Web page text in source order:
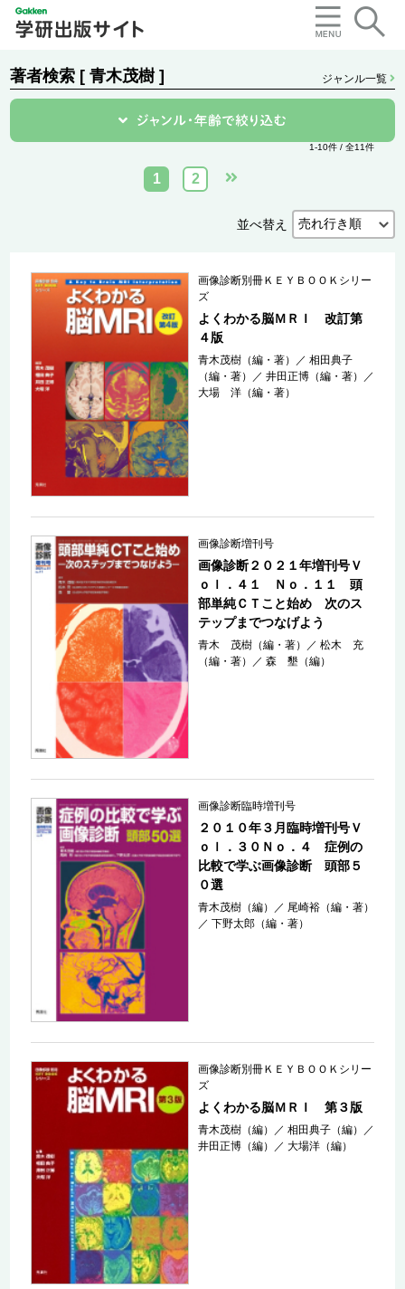
著者検索 [ 青木茂樹 ] ジャンル一覧
1-10件 / 全11件
1 2
並べ替え
画像診断別冊ＫＥＹＢＯＯＫシリー
ズ
よくわかる脳ＭＲＩ 改訂第
４版
青木茂樹（編・著） ／相田典子
（編・著）
／井田正博（編・著）
／
大場 洋（編・著）
画像診断増刊号
画像診断２０２１年増刊号Ｖ
ｏｌ．４１ Ｎｏ．１１ 頭
部単純ＣＴこと始め 次のス
テップまでつなげよう
青木 茂樹（編・著） ／松木 充
（編・著）
／森 墾（編）
画像診断臨時増刊号
２０１０年３月臨時増刊号Ｖ
ｏｌ．３０Ｎｏ．４ 症例の
比較で学ぶ画像診断 頭部５
０選
青木茂樹（編） ／ 尾崎裕（編・著）
／下野太郎（編・著）
画像診断別冊ＫＥＹＢＯＯＫシリー
ズ
よくわかる脳ＭＲＩ 第３版
青木茂樹（編） ／相田典子（編）
／
井田正博（編）
／大場洋（編）